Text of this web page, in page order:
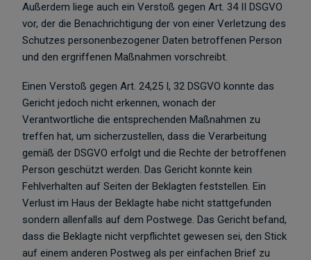
Außerdem liege auch ein Verstoß gegen Art. 34 II DSGVO
vor, der die Benachrichtigung der von einer Verletzung des
Schutzes personenbezogener Daten betroffenen Person
und den ergriffenen Maßnahmen vorschreibt.
Einen Verstoß gegen Art. 24,25 I, 32 DSGVO konnte das
Gericht jedoch nicht erkennen, wonach der
Verantwortliche die entsprechenden Maßnahmen zu
treffen hat, um sicherzustellen, dass die Verarbeitung
gemäß der DSGVO erfolgt und die Rechte der betroffenen
Person geschützt werden. Das Gericht konnte kein
Fehlverhalten auf Seiten der Beklagten feststellen. Ein
Verlust im Haus der Beklagte habe nicht stattgefunden
sondern allenfalls auf dem Postwege. Das Gericht befand,
dass die Beklagte nicht verpflichtet gewesen sei, den Stick
auf einem anderen Postweg als per einfachen Brief zu